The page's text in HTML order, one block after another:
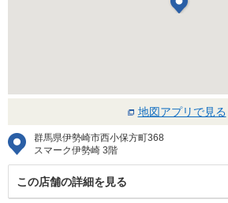
地図アプリで見る
群馬県伊勢崎市西小保方町368
スマーク伊勢崎 3階
この店舗の詳細を見る